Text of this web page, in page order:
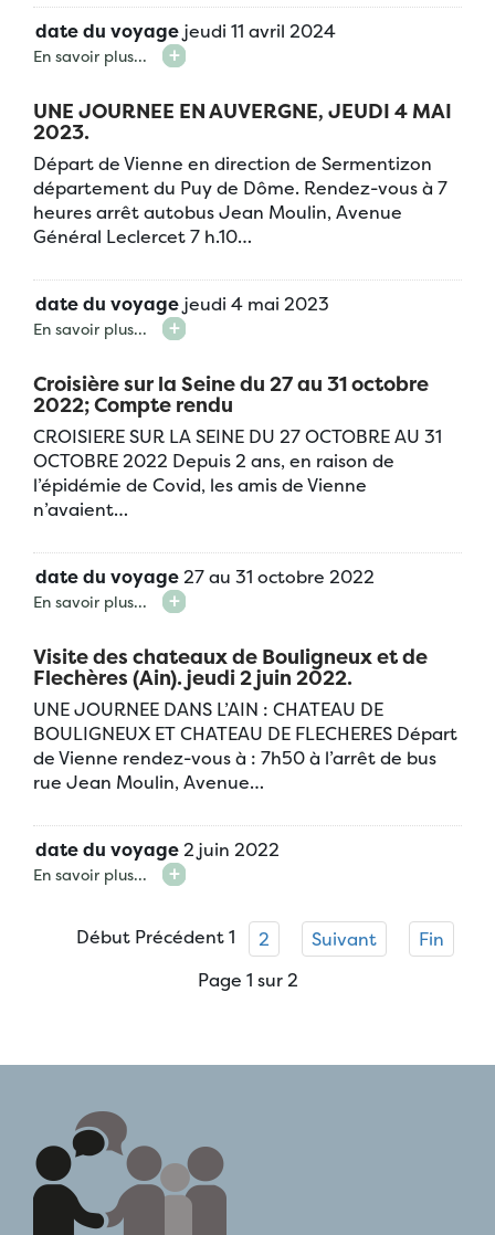
date du voyage jeudi 11 avril 2024
En savoir plus...
UNE JOURNEE EN AUVERGNE, JEUDI 4 MAI
2023.
Départ de Vienne en direction de Sermentizon
département du Puy de Dôme. Rendez-vous à 7
heures arrêt autobus Jean Moulin, Avenue
Général Leclercet 7 h.10…
date du voyage jeudi 4 mai 2023
En savoir plus...
Croisière sur la Seine du 27 au 31 octobre
2022; Compte rendu
CROISIERE SUR LA SEINE DU 27 OCTOBRE AU 31
OCTOBRE 2022 Depuis 2 ans, en raison de
l’épidémie de Covid, les amis de Vienne
n’avaient…
date du voyage 27 au 31 octobre 2022
En savoir plus...
Visite des chateaux de Bouligneux et de
Flechères (Ain). jeudi 2 juin 2022.
UNE JOURNEE DANS L’AIN : CHATEAU DE
BOULIGNEUX ET CHATEAU DE FLECHERES Départ
de Vienne rendez-vous à : 7h50 à l’arrêt de bus
rue Jean Moulin, Avenue…
date du voyage 2 juin 2022
En savoir plus...
Début Précédent1 2 Suivant
Fin
Page 1 sur 2